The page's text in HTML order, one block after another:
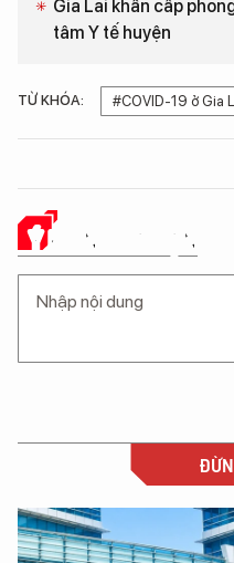
Gia Lai khẩn cấp
tâm Y tế huyện
TỪ KHÓA: #COVID-19 ở Gia
Ý KIẾN CỦA BẠN